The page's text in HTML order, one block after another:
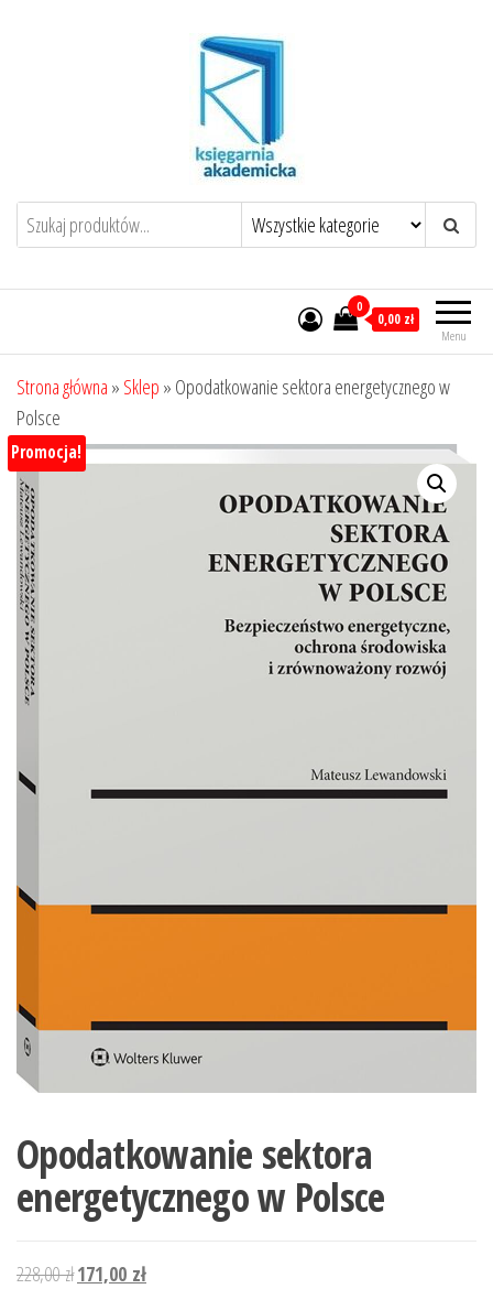
Menu
0
0,00 zł
Strona główna » Sklep » Opodatkowanie sektora energetycznego w
Polsce
Promocja!
Opodatkowanie sektora
energetycznego w Polsce
228,00złPierwotna
171,00 złAktualna